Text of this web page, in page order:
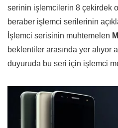
serinin işlemcilerin 8 çekirdek
beraber işlemci serilerinin
İşlemci serisinin muhtemelen
beklentiler arasında yer alıyor
duyuruda bu seri için işlemci